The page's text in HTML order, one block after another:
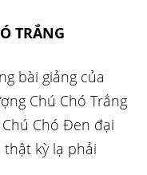
TRẮNG
bài giảng của
Chú Chó Trắng
Chó Đen đại
thật kỳ lạ phải